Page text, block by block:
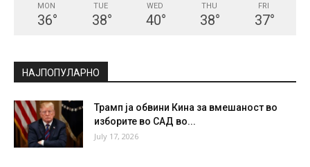
MON
36°
TUE
38°
WED
40°
THU
38°
FRI
37°
НАЈПОПУЛАРНО
Трамп ја обвини Кина за вмешаност во
изборите во САД во...
July 17, 2026